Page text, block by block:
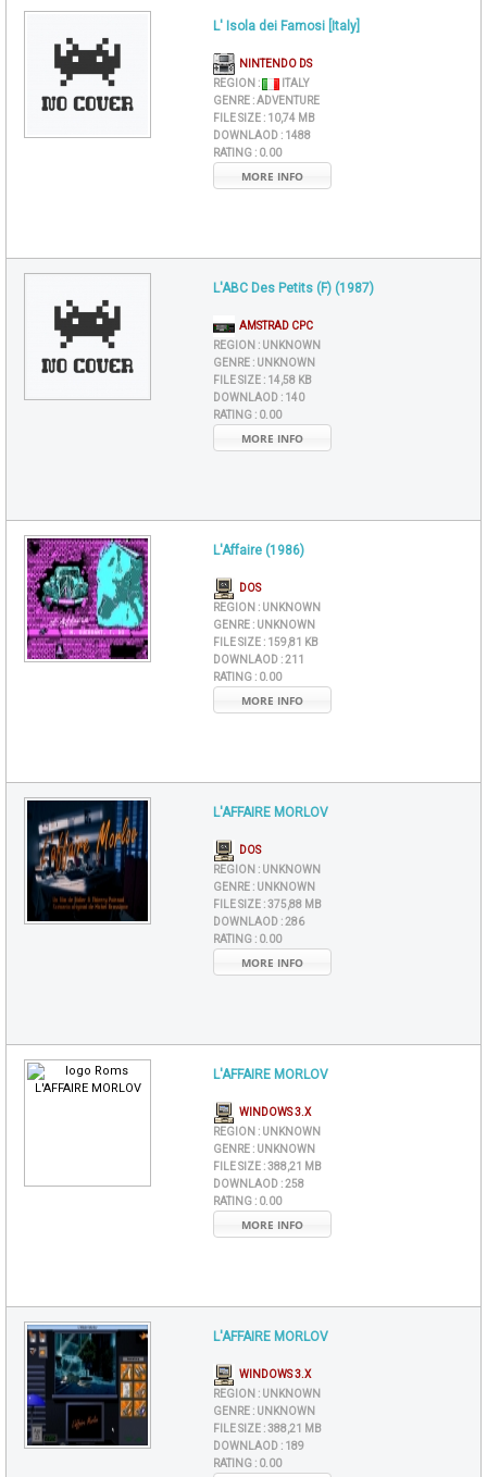
L' Isola dei Famosi [Italy]
NINTENDO DS
REGION :
ITALY
GENRE :ADVENTURE
FILE SIZE : 10,74 MB
DOWNLAOD : 1488
RATING : 0.00
MORE INFO
L'ABC Des Petits (F) (1987)
AMSTRAD CPC
REGION : UNKNOWN
GENRE : UNKNOWN
FILE SIZE : 14,58 KB
DOWNLAOD : 140
RATING : 0.00
MORE INFO
L'Affaire (1986)
DOS
REGION : UNKNOWN
GENRE : UNKNOWN
FILE SIZE : 159,81 KB
DOWNLAOD :211
RATING : 0.00
MORE INFO
L'AFFAIRE MORLOV
DOS
REGION : UNKNOWN
GENRE : UNKNOWN
FILE SIZE :375,88 MB
DOWNLAOD :286
RATING : 0.00
MORE INFO
L'AFFAIRE MORLOV
WINDOWS 3.X
REGION : UNKNOWN
GENRE : UNKNOWN
FILE SIZE :388,21 MB
DOWNLAOD :258
RATING : 0.00
MORE INFO
L'AFFAIRE MORLOV
WINDOWS 3.X
REGION : UNKNOWN
GENRE : UNKNOWN
FILE SIZE :388,21 MB
DOWNLAOD : 189
RATING : 0.00